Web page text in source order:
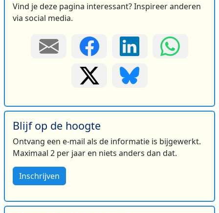
Vind je deze pagina interessant? Inspireer anderen
via social media.
Blijf op de hoogte
Ontvang een e-mail als de informatie is bijgewerkt.
Maximaal 2 per jaar en niets anders dan dat.
Inschrijven